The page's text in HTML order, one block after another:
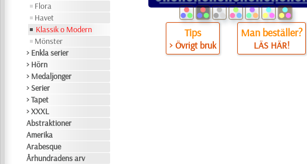
Flora
Havet
Klassik o Modern
Mönster
> Enkla serier
> Hörn
> Medaljonger
> Serier
> Tapet
> XXXL
Abstraktioner
Amerika
Arabesque
Århundradens arv
Tips
> Övrigt bruk
Man beställer?
LÄS HÄR!